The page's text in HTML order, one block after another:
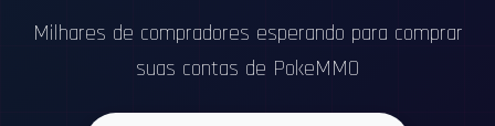
Milhares de compradores esperando para comprar
suas contas de PokeMMO